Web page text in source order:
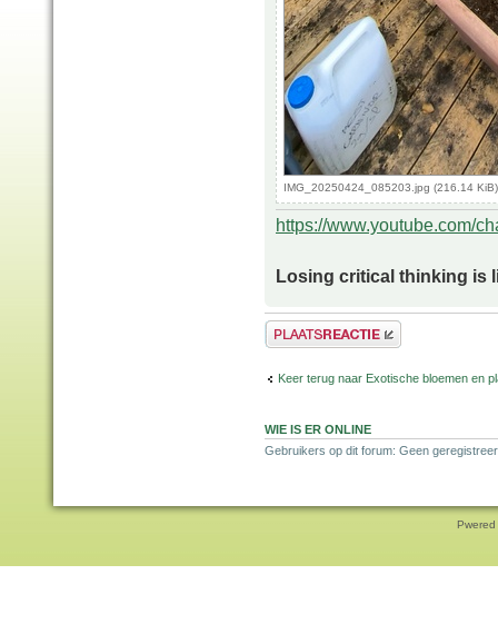
IMG_20250424_085203.jpg (216.14
https://www.youtube.com/
Losing critical thinking is
Plaats een reactie
Keer terug naar Exotische bloemen en
WIE IS ER ONLINE
Gebruikers op dit forum: Geen